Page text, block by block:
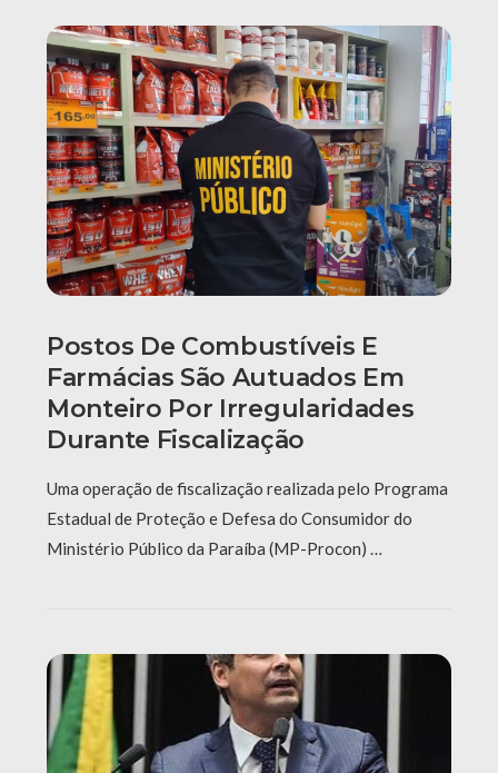
Postos De Combustíveis E
Farmácias São Autuados Em
Monteiro Por Irregularidades
Durante Fiscalização
Uma operação de fiscalização realizada pelo Programa
Estadual de Proteção e Defesa do Consumidor do
Ministério Público da Paraíba (MP-Procon) …